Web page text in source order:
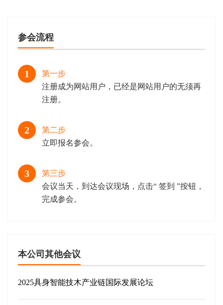
参会流程
1
第一步
注册成为网站用户，已经是网站用户的无须再
注册。
2
第二步
立即报名参会。
3
第三步
会议当天，到达会议现场，点击“ 签到 ”按钮，
完成参会。
本公司其他会议
2025具身智能技木产业链国际发展论坛